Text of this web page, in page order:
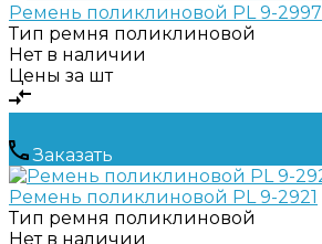
Ремень поликлиновой PL 9-2997
Тип ремня поликлиновой
Нет в наличии
Цены за шт
Заказать
Ремень поликлиновой PL 9-2921
Тип ремня поликлиновой
Нет в наличии